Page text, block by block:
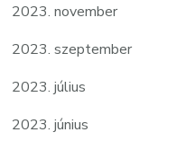
2023. november
2023. szeptember
2023. július
2023. június